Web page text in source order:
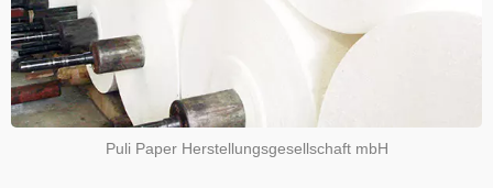
Puli Paper Herstellungsgesellschaft mbH